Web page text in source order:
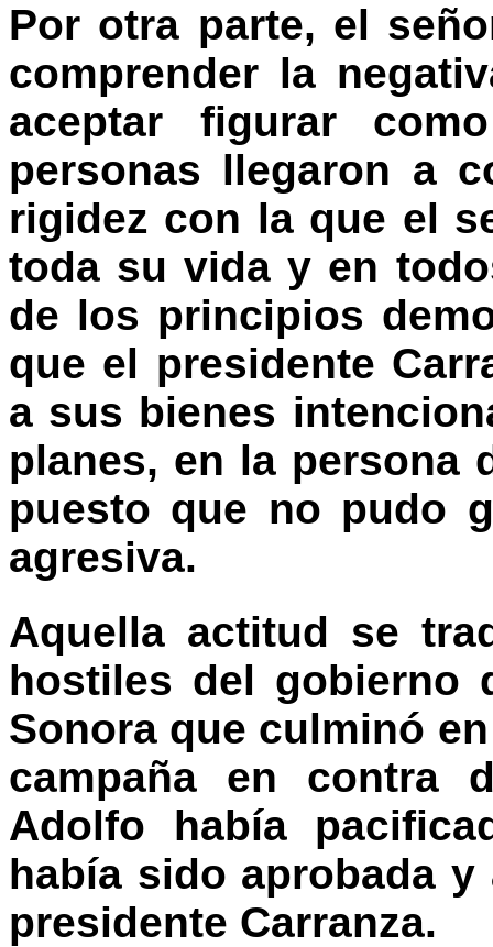
Por otra parte, el
comprender la
aceptar figurar
personas llegaron a
rigidez con la que el
toda su vida y en
de los principios
que el presidente
a sus bienes
planes, en la persona
puesto que no pudo
agresiva.
Aquella actitud se
hostiles del gobierno
Sonora que culminó
campaña en contra
Adolfo había
había sido aprobada
presidente Carranza.